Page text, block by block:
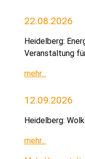
22.08.2026
Heidelberg:
Veranstaltung
mehr...
12.09.2026
Heidelberg:
mehr...